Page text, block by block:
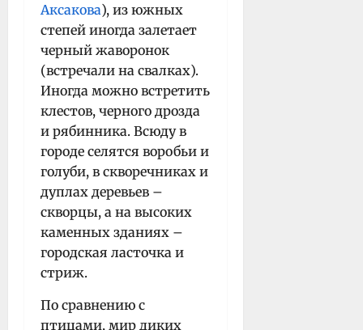
Аксакова), из южных
степей иногда залетает
черный жаворонок
(встречали на свалках).
Иногда можно встретить
клестов, черного дрозда
и рябинника. Всюду в
городе селятся воробьи и
голуби, в скворечниках и
дуплах деревьев –
скворцы, а на высоких
каменных зданиях –
городская ласточка и
стриж.
По сравнению с
птицами, мир диких